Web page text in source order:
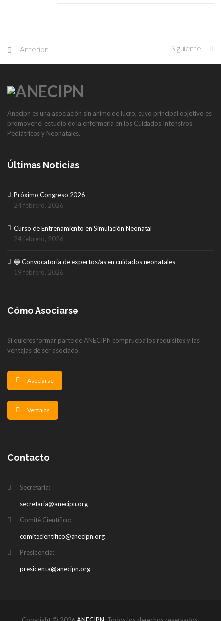
Anterior Siguiente
Anecipn es una asociación sin animo de lucro, cuyo principal objetivo es
promover el estudio de la enfermería en los Cuidados Intensivos
Pediátricos y Neonatales.
Últimas Noticias
Próximo Congreso 2026
24 febrero, 2026
Curso de Entrenamiento en Simulación Neonatal
24 febrero, 2026
🔵 Convocatoria de expertos/as en cuidados neonatales
19 febrero, 2026
Cómo Asociarse
Si quieres formar parte de ANECIPN comprueba los requisitos y las
ventajas de ser asociado.
Asociarse
Ventajas
Contacto
Secretaría:
secretaria@anecipn.org
Comité Científico:
comitecientifico@anecipn.org
Presidencia:
presidenta@anecipn.org